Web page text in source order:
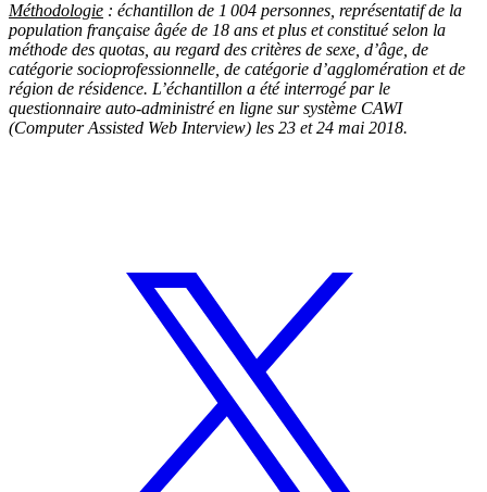
Méthodologie : échantillon de 1 004 personnes, représentatif de la
population française âgée de 18 ans et plus et constitué selon la
méthode des quotas, au regard des critères de sexe, d’âge, de
catégorie socioprofessionnelle, de catégorie d’agglomération et de
région de résidence. L’échantillon a été interrogé par le
questionnaire auto-administré en ligne sur système CAWI
(Computer Assisted Web Interview) les 23 et 24 mai 2018.